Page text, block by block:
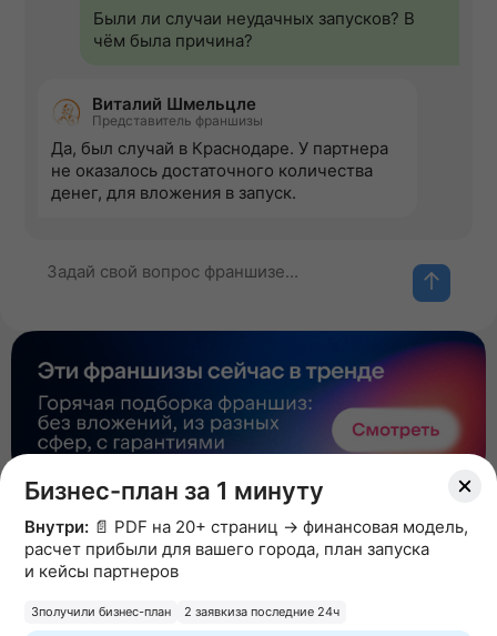
Были ли случаи неудачных запусков? В
чём была причина?
Виталий Шмельцле
Представитель франшизы
Да, был случай в Краснодаре. У партнера
не оказалось достаточного количества
денег, для вложения в запуск.
Как начать
👉Для этого нажмите на ссылку и заполните
Бизнес-план за 1 минуту
Внутри: 📄 PDF на 20+ страниц → финансовая модель,
расчет прибыли для вашего города, план запуска
и кейсы партнеров
3получили бизнес-план 2 заявкиза последние 24ч